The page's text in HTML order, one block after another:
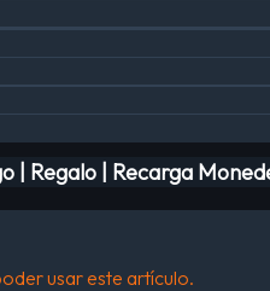
| Regalo | Recarga
usar este artículo.